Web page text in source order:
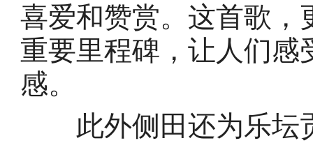
喜爱和赞赏。这首歌，
重要里程碑，让人们感
感。
此外侧田还为乐坛